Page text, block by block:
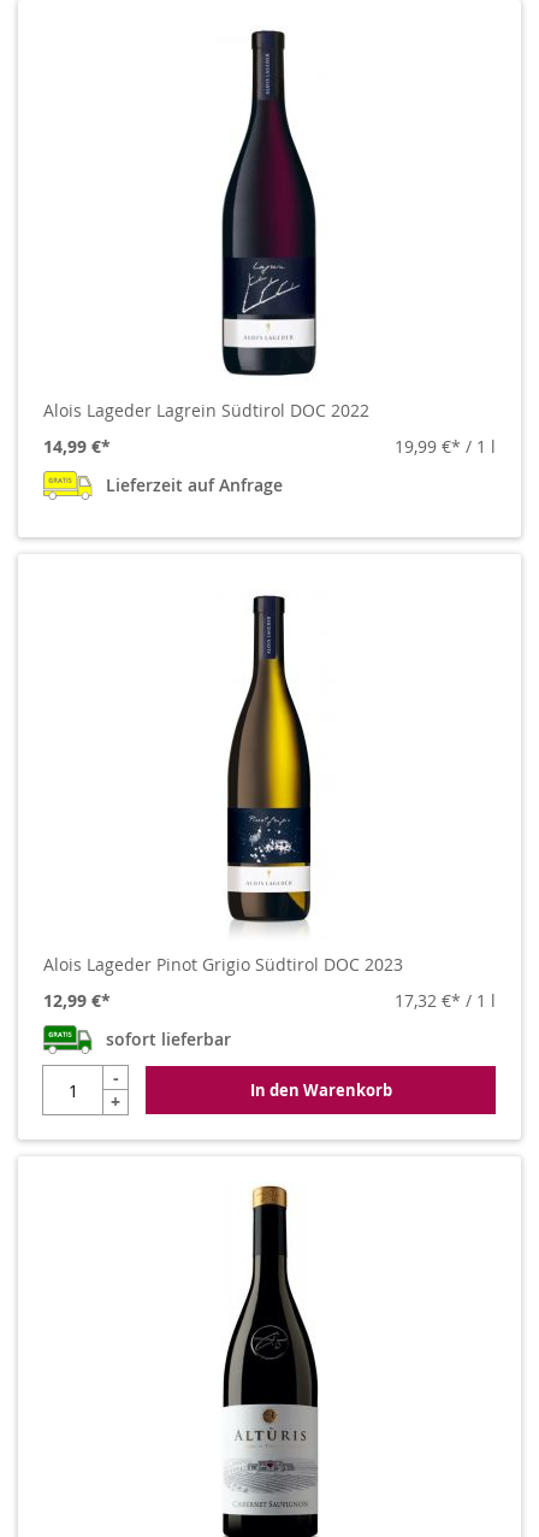
Alois Lageder Lagrein Südtirol DOC 2022
14,99 €
19,99 €
/ 1 l
Lieferzeit auf Anfrage
Alois Lageder Pinot Grigio Südtirol DOC 2023
12,99 €
17,32 €
/ 1 l
sofort lieferbar
-
+
In den Warenkorb